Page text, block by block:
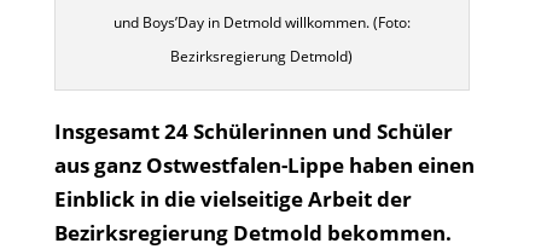
und Boys’Day in Detmold willkommen. (Foto:
Bezirksregierung Detmold)
Insgesamt 24 Schülerinnen und Schüler
aus ganz Ostwestfalen-Lippe haben einen
Einblick in die vielseitige Arbeit der
Bezirksregierung Detmold bekommen.